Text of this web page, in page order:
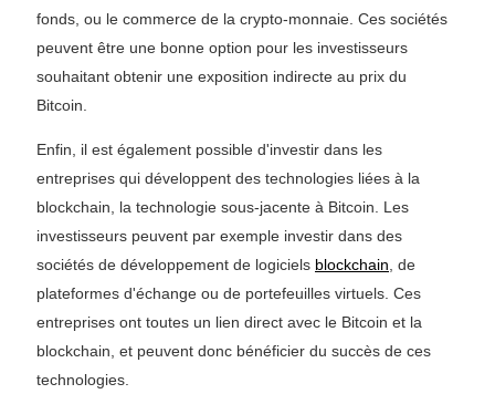
fonds, ou le commerce de la crypto-monnaie. Ces sociétés
peuvent être une bonne option pour les investisseurs
souhaitant obtenir une exposition indirecte au prix du
Bitcoin.
Enfin, il est également possible d'investir dans les
entreprises qui développent des technologies liées à la
blockchain, la technologie sous-jacente à Bitcoin. Les
investisseurs peuvent par exemple investir dans des
sociétés de développement de logiciels blockchain , de
plateformes d'échange ou de portefeuilles virtuels. Ces
entreprises ont toutes un lien direct avec le Bitcoin et la
blockchain, et peuvent donc bénéficier du succès de ces
technologies.